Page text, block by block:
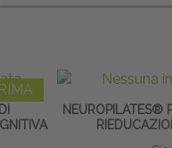
NEUROPILATES®